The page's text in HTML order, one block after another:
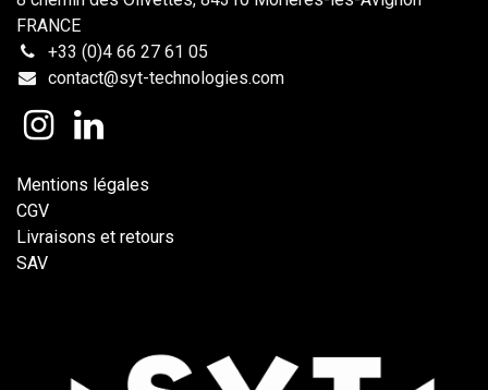
FRANCE
+33 (0)4 66 27 61 05
contact@syt-technologies.com
Mentions légales
CGV
Livraisons et retours
SAV